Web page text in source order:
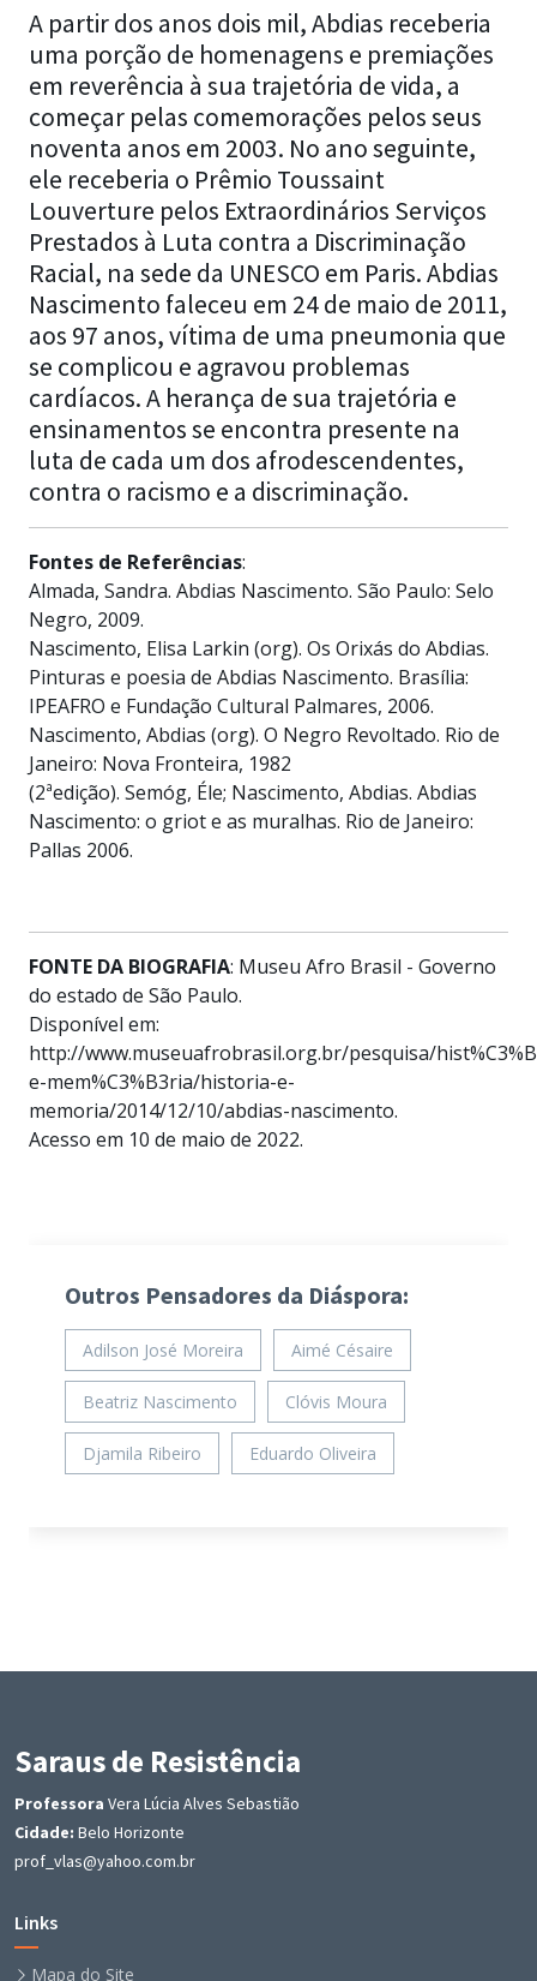
A partir dos anos dois mil, Abdias receberia
uma porção de homenagens e premiações
em reverência à sua trajetória de vida, a
começar pelas comemorações pelos seus
noventa anos em 2003. No ano seguinte,
ele receberia o Prêmio Toussaint
Louverture pelos Extraordinários Serviços
Prestados à Luta contra a Discriminação
Racial, na sede da UNESCO em Paris. Abdias
Nascimento faleceu em 24 de maio de 2011,
aos 97 anos, vítima de uma pneumonia que
se complicou e agravou problemas
cardíacos. A herança de sua trajetória e
ensinamentos se encontra presente na
luta de cada um dos afrodescendentes,
contra o racismo e a discriminação.
Fontes de Referências:
Almada, Sandra. Abdias Nascimento. São Paulo: Selo
Negro, 2009.
Nascimento, Elisa Larkin (org). Os Orixás do Abdias.
Pinturas e poesia de Abdias Nascimento. Brasília:
IPEAFRO e Fundação Cultural Palmares, 2006.
Nascimento, Abdias (org). O Negro Revoltado. Rio de
Janeiro: Nova Fronteira, 1982
(2ªedição). Semóg, Éle; Nascimento, Abdias. Abdias
Nascimento: o griot e as muralhas. Rio de Janeiro:
Pallas 2006.
FONTE DA BIOGRAFIA: Museu Afro Brasil - Governo
do estado de São Paulo.
Disponível em:
http://www.museuafrobrasil.org.br/pesquisa/
e-mem%C3%B3ria/historia-e-
memoria/2014/12/10/abdias-nascimento.
Acesso em 10 de maio de 2022.
Outros Pensadores da Diáspora:
Adilson José Moreira Aimé Césaire
Beatriz Nascimento Clóvis Moura
Djamila Ribeiro Eduardo Oliveira
Saraus de Resistência
Professora Vera Lúcia Alves Sebastião
Cidade: Belo Horizonte
prof_vlas@yahoo.com.br
Links
Mapa do Site